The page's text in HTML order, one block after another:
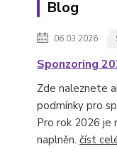
Blog
06.03.2026
Sponzoring
Zde naleznete
podmínky pro
Pro rok 2026 je
naplněn. číst